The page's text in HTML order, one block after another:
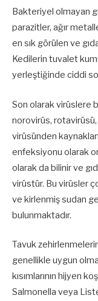
Bakteriyel olmayan
parazitler, ağır
en sık görülen ve
Kedilerin tuvalet
yerleştiğinde ciddi
Son olarak virüslere
norovirüs,
virüsünden
enfeksiyonu olarak
olarak da bilinir ve
virüstür. Bu virüsler
ve kirlenmiş sudan
bulunmaktadır.
Tavuk
genellikle uygun
kısımlarının hijyen
Salmonella veya